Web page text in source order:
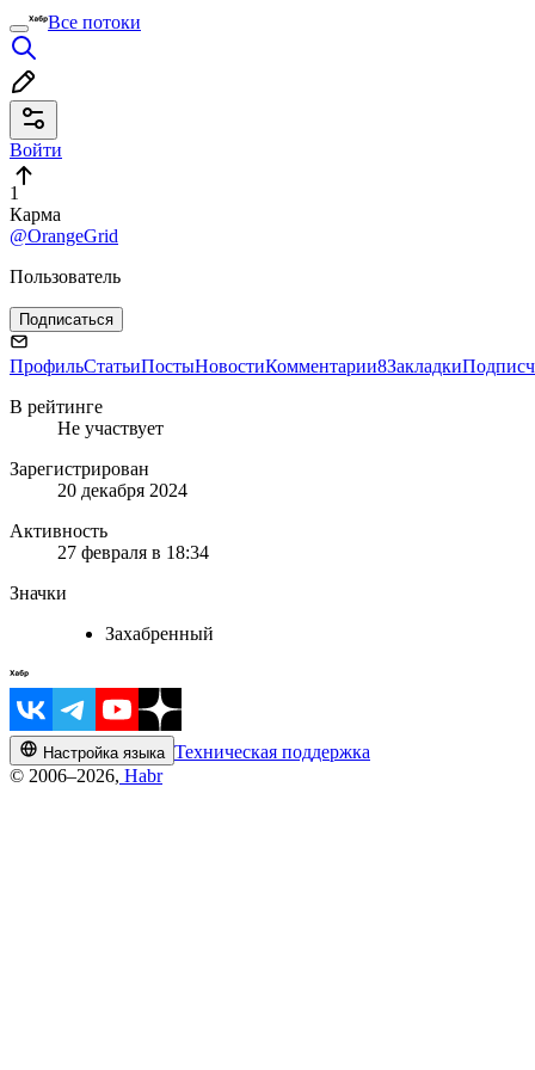
Все потоки
Войти
1
Карма
@OrangeGrid
Пользователь
Подписаться
ПрофильСтатьиПостыНовостиКомментарии8Закладки
В рейтинге
Не участвует
Зарегистрирован
20 декабря 2024
Активность
27 февраля в 18:34
Значки
Захабренный
Настройка языка Техническая поддержка
© 2006–2026, Habr